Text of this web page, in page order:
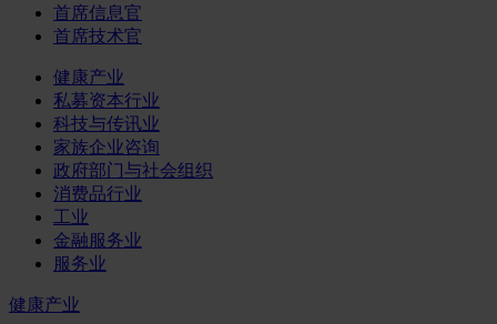
首席信息官
首席技术官
健康产业
私募资本行业
科技与传讯业
家族企业咨询
政府部门与社会组织
消费品行业
工业
金融服务业
服务业
健康产业